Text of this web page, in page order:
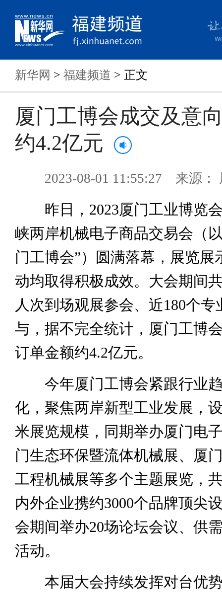
新华网 > 福建频道 > 正文
厦门工博会成交及意
约4.2亿元
2023-08-01 11:55:27 来源：
昨日，2023厦门工业博览会
峡两岸机械电子商品交易会（
门工博会”）圆满落幕，展览展
动均取得积极成效。大会期间
人次到场观展参会、近180个专
与，据不完全统计，厦门工博
订单金额约4.2亿元。
今年厦门工博会紧跟行业趋
化，聚焦两岸新型工业发展，
米展览规模，同期举办厦门电
门生态环保暨流体机械展、厦
工程机械展等多个主题展览，
内外企业携约3000个品牌顶尖
会期间举办20场论坛会议、供
活动。
本届大会持续发挥对台优势